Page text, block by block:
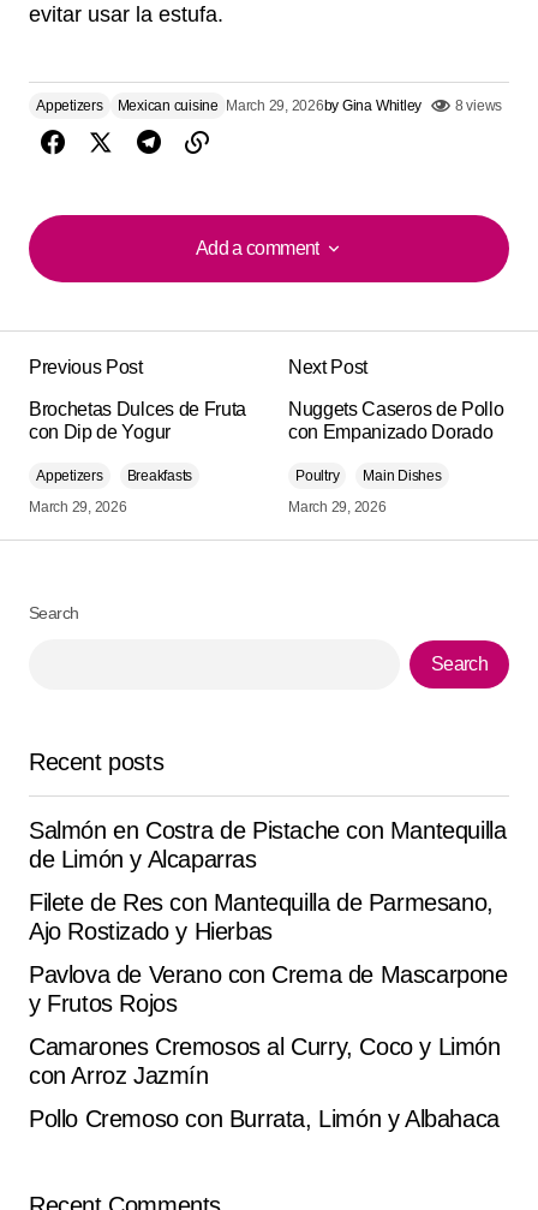
evitar usar la estufa.
Appetizers Mexican cuisine March 29, 2026by Gina Whitley 8 views
Add a comment
Add a comment
Required fields are marked*
Comment*
Save my name, email, and website in this browser for
Submit Comment
Previous Post
Brochetas Dulces de Fruta
con Dip de Yogur
Appetizers
Breakfasts
March 29, 2026
Next Post
Nuggets Caseros de Pollo
con Empanizado Dorado
Poultry
Main Dishes
March 29, 2026
Search
Search
Recent posts
Salmón en Costra de Pistache con Mantequilla
de Limón y Alcaparras
Filete de Res con Mantequilla de Parmesano,
Ajo Rostizado y Hierbas
Pavlova de Verano con Crema de Mascarpone
y Frutos Rojos
Camarones Cremosos al Curry, Coco y Limón
con Arroz Jazmín
Pollo Cremoso con Burrata, Limón y Albahaca